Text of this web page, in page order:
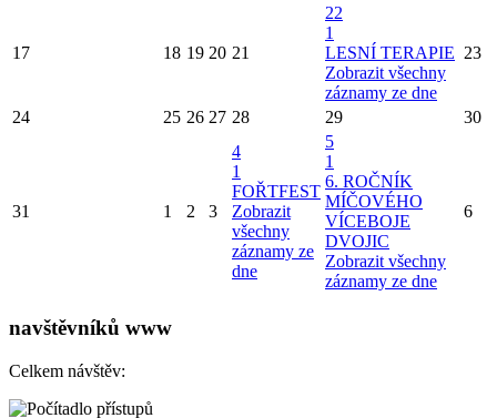
17 18 19 20 21
22
1
LESNÍ TERAPIE
Zobrazit všechny
záznamy ze dne
23
24 25 26 27 28 29 30
31 1 2 3
4
1
FOŘTFEST
Zobrazit
všechny
záznamy ze
dne
5
1
6. ROČNÍK
MÍČOVÉHO
VÍCEBOJE
DVOJIC
Zobrazit všechny
záznamy ze dne
6
navštěvníků www
Celkem návštěv: